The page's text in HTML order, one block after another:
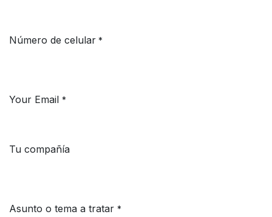
Número de celular *
Your Email *
Tu compañía
Asunto o tema a tratar *